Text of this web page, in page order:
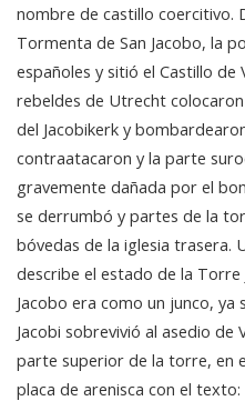
nombre de castillo coercitivo.
Tormenta de San Jacobo, la
españoles y sitió el Castillo de
rebeldes de Utrecht
del Jacobikerk y
contraatacaron y la parte
gravemente dañada por el
se derrumbó y partes de la
bóvedas de la iglesia trasera.
describe el estado de la Torre
Jacobo era como un junco, ya
Jacobi sobrevivió al asedio de
parte superior de la torre, en
placa de arenisca con el